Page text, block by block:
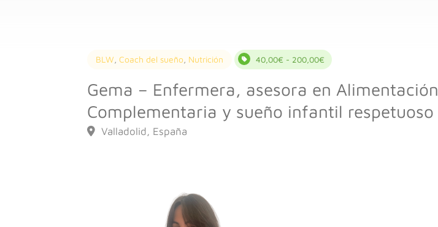
BLW Coach del sueño Nutrición 40,00€ - 200,00€
Gema – Enfermera, asesora en Alimentación
Complementaria y sueño infantil respetuoso
Valladolid, España